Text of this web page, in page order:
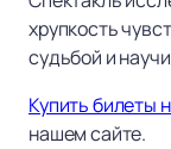
хрупкость
судьбой и
Купить билеты
нашем сайте.